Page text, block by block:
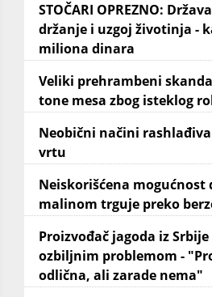
STOČARI OPREZNO:
držanje i uzgoj životinja -
miliona dinara
Veliki prehrambeni
tone mesa zbog isteklog
Neobični načini
vrtu
Neiskorišćena mogućnost
malinom trguje preko
Proizvođač jagoda iz Srbije
ozbiljnim problemom -
odlična, ali zarade nema"